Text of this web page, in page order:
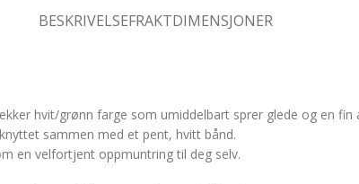
BESKRIVELSEFRAKTDIMENSJONER
hvit/grønn farge som umiddelbart sprer glede og en
sammen med et pent, hvitt bånd.
en velfortjent oppmuntring til deg selv.